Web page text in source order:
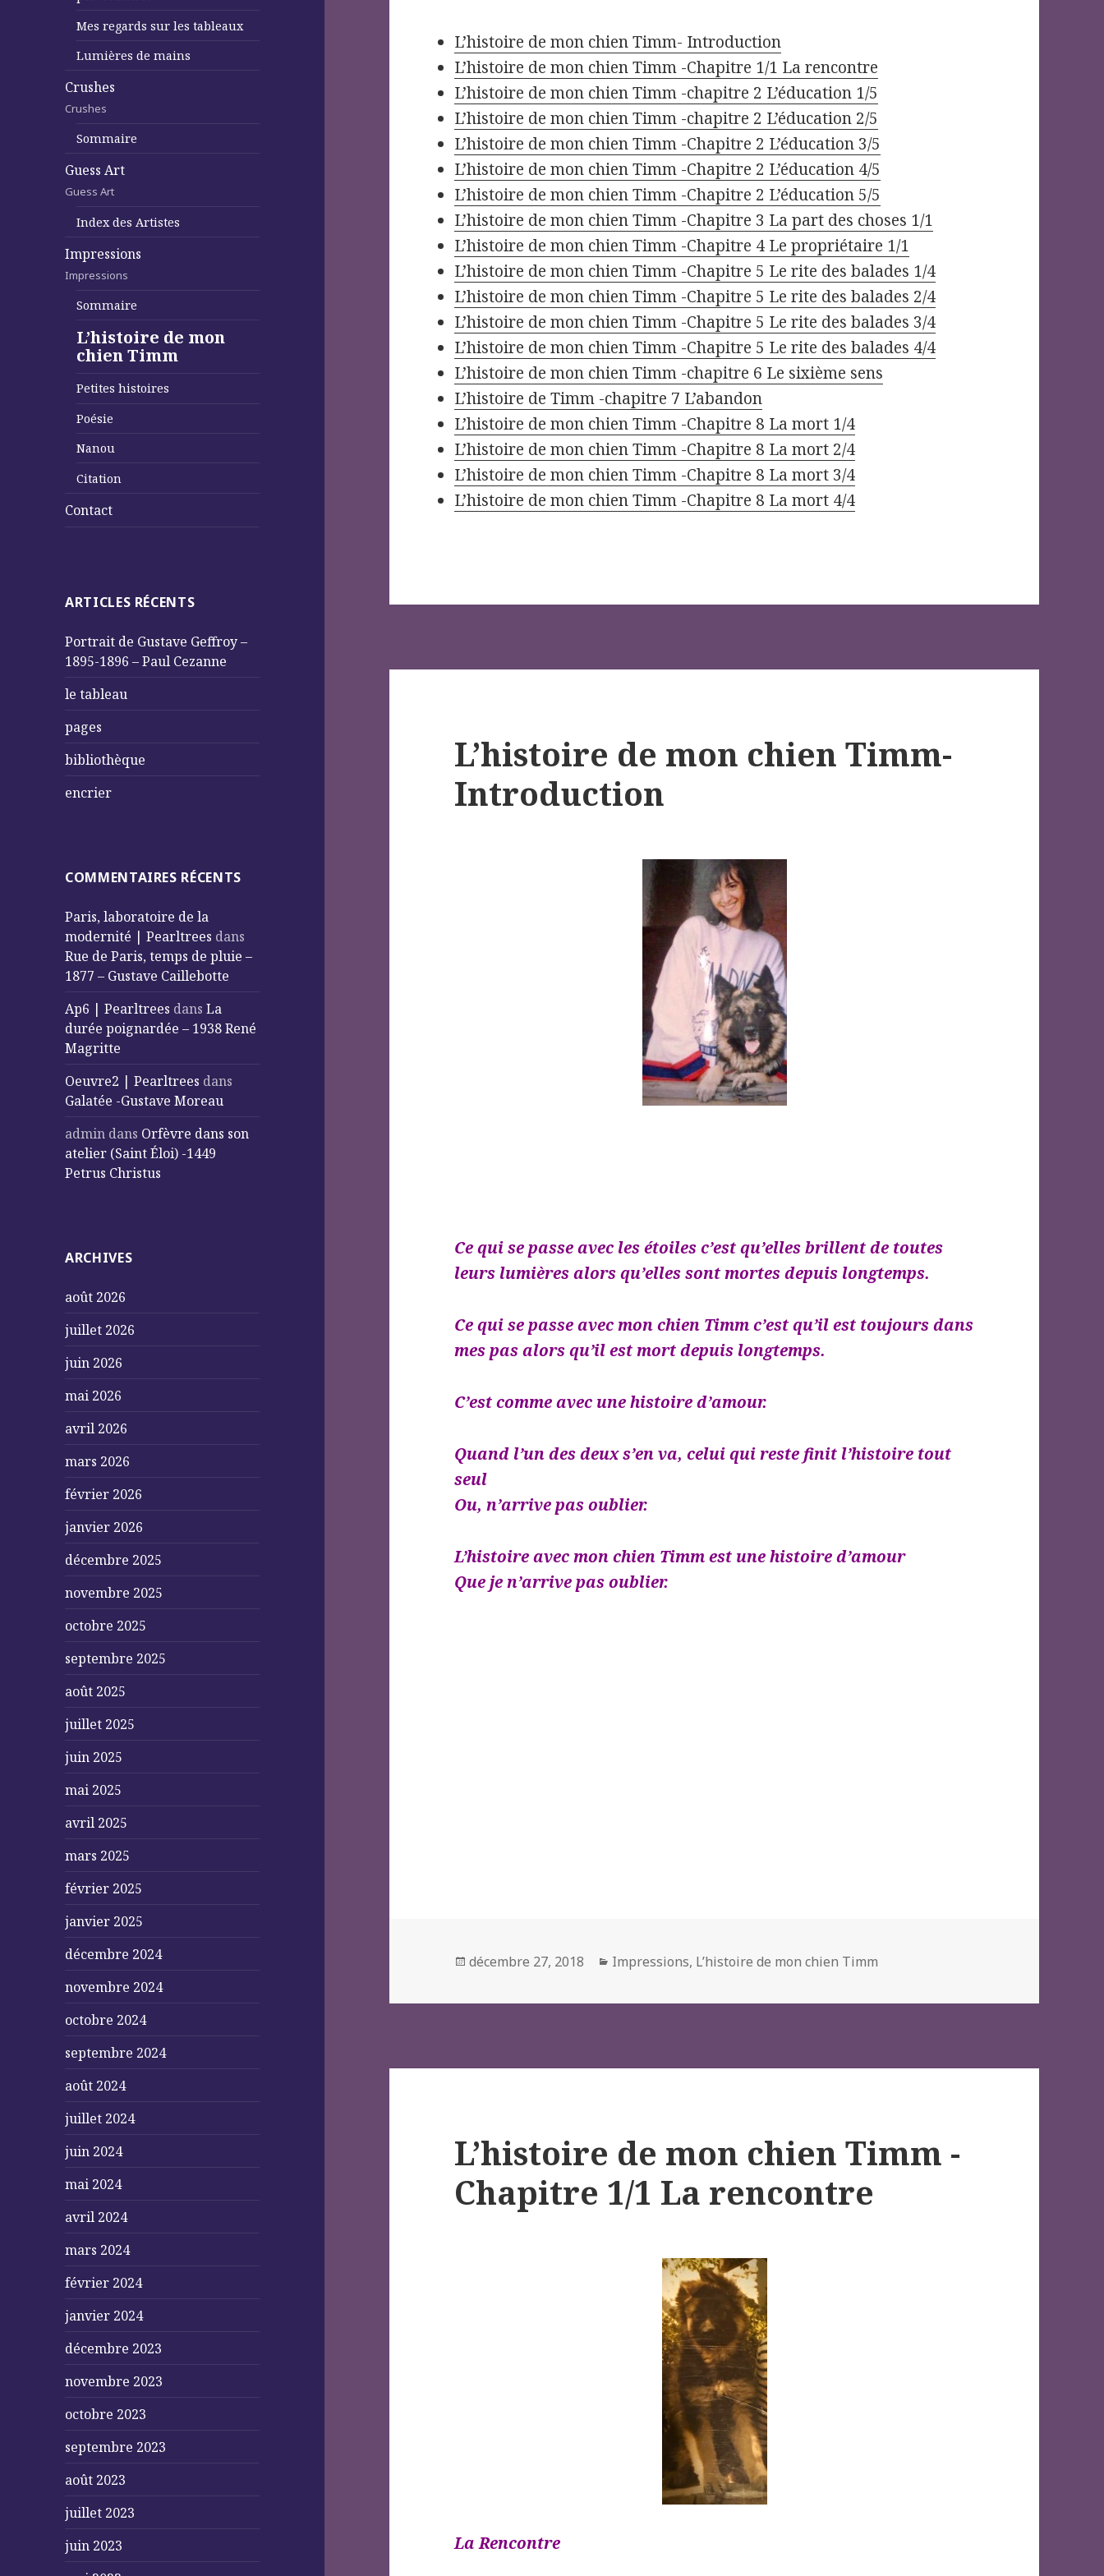
Mes regards sur les tableaux
Lumières de mains
Crushes
Crushes
Sommaire
Guess Art
Guess Art
Index des Artistes
Impressions
Impressions
Sommaire
L’histoire de mon
chien Timm
Petites histoires
Poésie
Nanou
Citation
Contact
ARTICLES RÉCENTS
Portrait de Gustave Geffroy –
1895-1896 – Paul Cezanne
le tableau
pages
bibliothèque
encrier
COMMENTAIRES RÉCENTS
Paris, laboratoire de la
modernité | Pearltrees dans
Rue de Paris, temps de pluie –
1877 – Gustave Caillebotte
Ap6 | Pearltrees dansLa
durée poignardée – 1938 René
Magritte
Oeuvre2 | Pearltrees dans
Galatée -Gustave Moreau
admin dans Orfèvre dans son
atelier (Saint Éloi) -1449
Petrus Christus
ARCHIVES
août 2026
juillet 2026
juin 2026
mai 2026
avril 2026
mars 2026
février 2026
janvier 2026
décembre 2025
novembre 2025
octobre 2025
septembre 2025
août 2025
juillet 2025
juin 2025
mai 2025
avril 2025
mars 2025
février 2025
janvier 2025
décembre 2024
novembre 2024
octobre 2024
septembre 2024
août 2024
juillet 2024
juin 2024
mai 2024
avril 2024
mars 2024
février 2024
janvier 2024
décembre 2023
novembre 2023
octobre 2023
septembre 2023
août 2023
juillet 2023
juin 2023
L’histoire de mon chien Timm- Introduction
L’histoire de mon chien Timm -Chapitre 1/1 La rencontre
L’histoire de mon chien Timm -chapitre 2 L’éducation 1/5
L’histoire de mon chien Timm -chapitre 2 L’éducation 2/5
L’histoire de mon chien Timm -Chapitre 2 L’éducation 3/5
L’histoire de mon chien Timm -Chapitre 2 L’éducation 4/5
L’histoire de mon chien Timm -Chapitre 2 L’éducation 5/5
L’histoire de mon chien Timm -Chapitre 3 La part des choses 1/1
L’histoire de mon chien Timm -Chapitre 4 Le propriétaire 1/1
L’histoire de mon chien Timm -Chapitre 5 Le rite des balades 1/4
L’histoire de mon chien Timm -Chapitre 5 Le rite des balades 2/4
L’histoire de mon chien Timm -Chapitre 5 Le rite des balades 3/4
L’histoire de mon chien Timm -Chapitre 5 Le rite des balades 4/4
L’histoire de mon chien Timm -chapitre 6 Le sixième sens
L’histoire de Timm -chapitre 7 L’abandon
L’histoire de mon chien Timm -Chapitre 8 La mort 1/4
L’histoire de mon chien Timm -Chapitre 8 La mort 2/4
L’histoire de mon chien Timm -Chapitre 8 La mort 3/4
L’histoire de mon chien Timm -Chapitre 8 La mort 4/4
L’histoire de mon chien Timm-
Introduction
Ce qui se passe avec les étoiles c’est qu’elles brillent de toutes
leurs lumières alors qu’elles sont mortes depuis longtemps.
Ce qui se passe avec mon chien Timm c’est qu’il est toujours dans
mes pas alors qu’il est mort depuis longtemps.
C’est comme avec une histoire d’amour.
Quand l’un des deux s’en va, celui qui reste finit l’histoire tout
seul
Ou, n’arrive pas oublier.
L’histoire avec mon chien Timm est une histoire d’amour
Queje n’arrive pas oublier.
Posted
décembre 27, 2018 Categories
Impressions, L’histoire de mon chien Timm
L’histoire de mon chien Timm -
Chapitre 1/1 La rencontre
La Rencontre